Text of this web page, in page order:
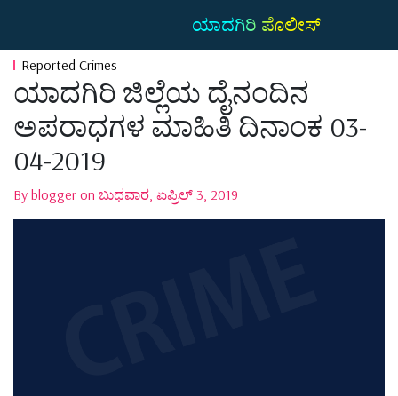
ಯಾದಗಿರಿ ಪೊಲೀಸ್
Reported Crimes
ಯಾದಗಿರಿ ಜಿಲ್ಲೆಯ ದೈನಂದಿನ
ಅಪರಾಧಗಳ ಮಾಹಿತಿ ದಿನಾಂಕ 03-
04-2019
By blogger on ಬುಧವಾರ, ಏಪ್ರಿಲ್ 3, 2019